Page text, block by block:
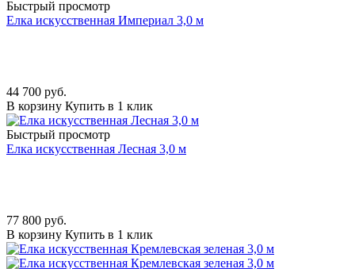
Быстрый просмотр
Елка искусственная Империал 3,0 м
44 700 руб.
В корзину Купить в 1 клик
Быстрый просмотр
Елка искусственная Лесная 3,0 м
77 800 руб.
В корзину Купить в 1 клик